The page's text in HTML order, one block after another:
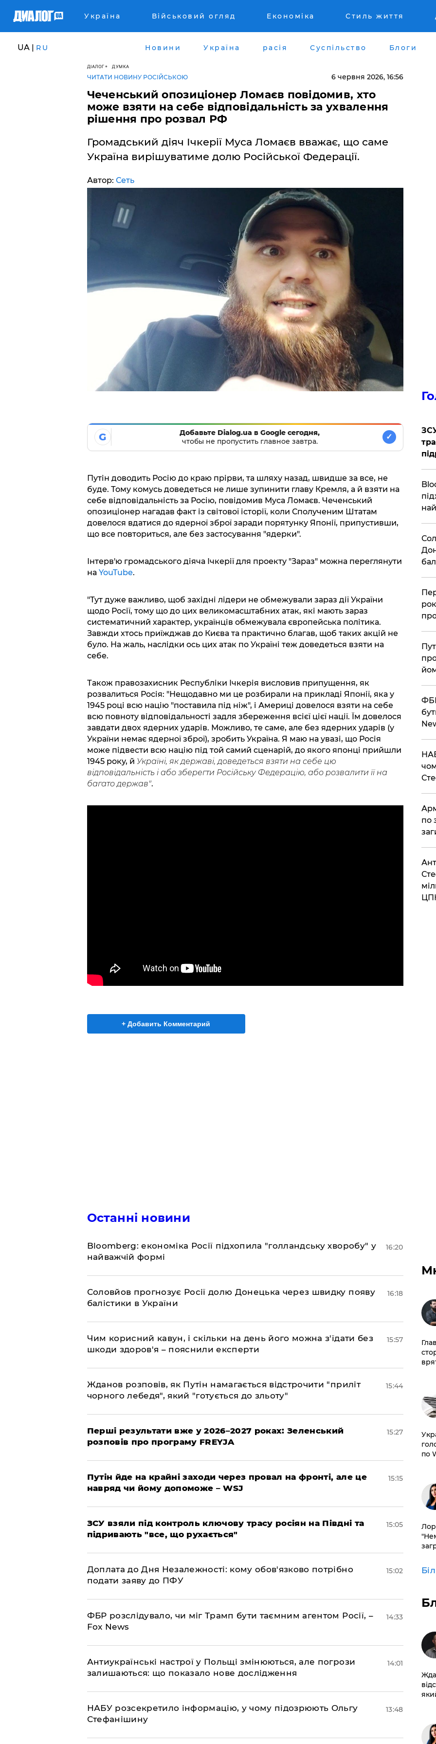
Україна Військовий огляд Економіка Стиль життя
UA | RU Новини Україна расія Суспільство Блоги
ДІАЛОГ ДУМКА
ЧИТАТИ НОВИНУ РОСІЙСЬКОЮ 6 червня 2026, 16:56
Чеченський опозиціонер Ломаєв повідомив, хто
може взяти на себе відповідальність за ухвалення
рішення про розвал РФ
Громадський діяч Ічкерії Муса Ломаєв вважає, що саме
Україна вирішуватиме долю Російської Федерації.
Автор: Сеть
G
Добавьте Dialog.ua в Google сегодня,
чтобы не пропустить главное завтра.
✓
Путін доводить Росію до краю прірви, та шляху назад, швидше за все, не
буде. Тому комусь доведеться не лише зупинити главу Кремля, а й взяти на
себе відповідальність за Росію, повідомив Муса Ломаєв. Чеченський
опозиціонер нагадав факт із світової історії, коли Сполученим Штатам
довелося вдатися до ядерної зброї заради порятунку Японії, припустивши,
що все повториться, але без застосування "ядерки".
Інтерв'ю громадського діяча Ічкерії для проекту "Зараз" можна переглянути
на YouTube.
"Тут дуже важливо, щоб західні лідери не обмежували зараз дії України
щодо Росії, тому що до цих великомасштабних атак, які мають зараз
систематичний характер, українців обмежувала європейська політика.
Завжди хтось приїжджав до Києва та практично благав, щоб таких акцій не
було. На жаль, наслідки ось цих атак по Україні теж доведеться взяти на
себе.
Також правозахисник Республіки Ічкерія висловив припущення, як
розвалиться Росія: "Нещодавно ми це розбирали на прикладі Японії, яка у
1945 році всю націю "поставила під ніж", і Америці довелося взяти на себе
всю повноту відповідальності задля збереження всієї цієї нації. Їм довелося
завдати двох ядерних ударів. Можливо, те саме, але без ядерних ударів (у
України немає ядерної зброї), зробить Україна. Я маю на увазі, що Росія
може підвести всю націю під той самий сценарій, до якого японці прийшли
1945 року, й Україні, як державі, доведеться взяти на себе цю
відповідальність і або зберегти Російську Федерацію, або розвалити її на
багато держав".
+ Добавить Комментарий
Останні новини
Bloomberg: економіка Росії підхопила "голландську хворобу" у
найважчій формі
16:20
Соловйов прогнозує Росії долю Донецька через швидку появу
балістики в України
16:18
Чим корисний кавун, і скільки на день його можна з'їдати без
шкоди здоров'я – пояснили експерти
15:57
Жданов розповів, як Путін намагається відстрочити "приліт
чорного лебедя", який "готується до зльоту"
15:44
Перші результати вже у 2026–2027 роках: Зеленський
розповів про програму FREYJA
15:27
Путін йде на крайні заходи через провал на фронті, але це
навряд чи йому допоможе – WSJ
15:15
ЗСУ взяли під контроль ключову трасу росіян на Півдні та
підривають "все, що рухається"
15:05
Доплата до Дня Незалежності: кому обов'язково потрібно
подати заяву до ПФУ
15:02
ФБР розслідувало, чи міг Трамп бути таємним агентом Росії, –
Fox News
14:33
Антиукраїнські настрої у Польщі змінюються, але погрози
залишаються: що показало нове дослідження
14:01
НАБУ розсекретило інформацію, у чому підозрюють Ольгу
Стефанішину
13:48
по
по